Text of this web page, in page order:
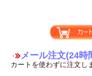
メール注文(24時
カートを使わずに注文し